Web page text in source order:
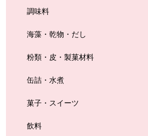
調味料
海藻・乾物・だし
粉類・皮・製菓材料
缶詰・水煮
菓子・スイーツ
飲料